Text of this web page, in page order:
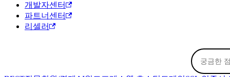
개발자센터
파트너센터
리셀러